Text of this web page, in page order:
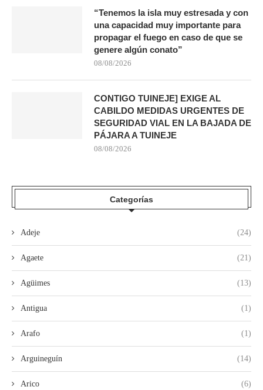
“Tenemos la isla muy estresada y con
una capacidad muy importante para
propagar el fuego en caso de que se
genere algún conato”
08/08/2026
CONTIGO TUINEJE] EXIGE AL
CABILDO MEDIDAS URGENTES DE
SEGURIDAD VIAL EN LA BAJADA DE
PÁJARA A TUINEJE
08/08/2026
Categorías
Adeje (24)
Agaete (21)
Agüimes (13)
Antigua (1)
Arafo (1)
Arguineguín (14)
Arico (6)